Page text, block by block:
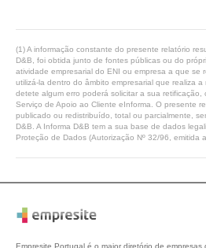
(1) A informação constante do presente relatório
D&B, foi obtida junto de fontes públicas ou do
atividade empresarial do ENI ou empresa a que se
utilizá-la dentro do âmbito empresarial que realiza
detete algum erro poderá solicitar a sua
Serviço de Apoio ao Cliente eInforma. O presente
publicado ou redistribuído, total ou parcialmente,
D&B. A Informa D&B tem a sua base de dados
Proteção de Dados (Autorização Nº 32/96, emitida